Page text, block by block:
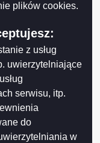
plików cookies.
z usług
uwierzytelniające
serwisu, itp.
do
w